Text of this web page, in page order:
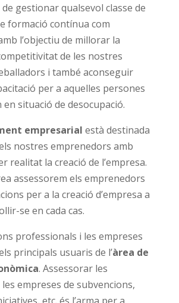
de gestionar qualsevol classe de
formació contínua com
l’objectiu de millorar la
de les nostres
i també aconseguir
per a aquelles persones
situació de desocupació.
empresarial està destinada
nostres emprenedors amb
realitat la creació de l’empresa.
assessorem els emprenedors
per a la creació d’empresa a
se en cada cas.
professionals i les empreses
principals usuaris de l’àrea de
. Assessorar les
empreses de subvencions,
etc. és l’arma per a